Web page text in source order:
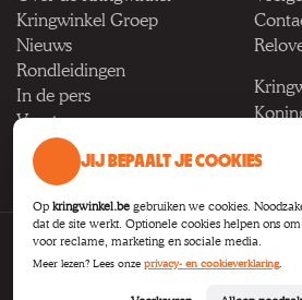
Kringwinkel Groep
Nieuws
Rondleidingen
In de pers
Vacatures
BTW
PrivacyVoorwaardenToegankelijkheid
B2B
JIJ BEPAALT JE COOKIES
Op kringwinkel.be gebruiken we cookies.
dat de site werkt. Optionele cookies helpen ons
voor reclame, marketing en sociale media.
Meer lezen? Lees onze privacy- en cookieverklaring.